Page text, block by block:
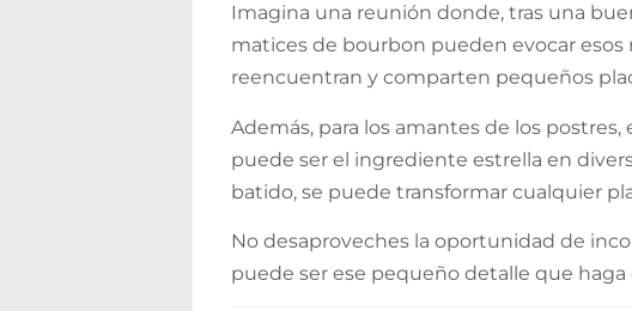
Imagina una reunión donde, tras una
matices de bourbon pueden evocar
reencuentran y comparten pequeños
Además, para los amantes de los
puede ser el ingrediente estrella en
batido, se puede transformar cualquier
No desaproveches la oportunidad de
puede ser ese pequeño detalle que haga